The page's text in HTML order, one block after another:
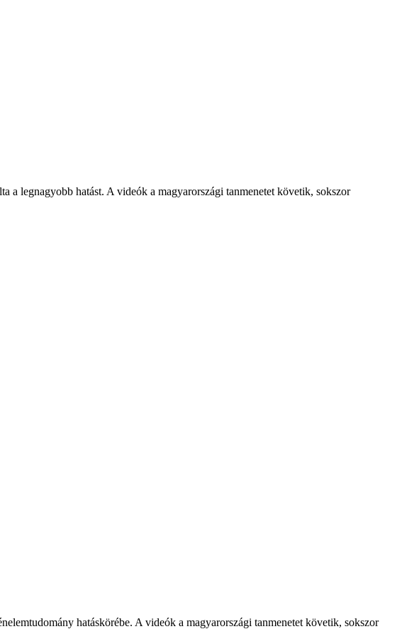
a legnagyobb hatást. A videók a magyarországi tanmenetet követik, sokszor
hatáskörébe. A videók a magyarországi tanmenetet követik, sokszor